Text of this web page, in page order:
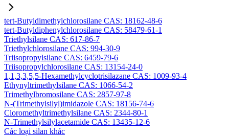
tert-Butyldimethylchlorosilane CAS: 18162-48-6
tert-Butyldiphenylchlorosilane CAS: 58479-61-1
Triethylsilane CAS: 617-86-7
Triethylchlorosilane CAS: 994-30-9
Triisopropylsilane CAS: 6459-79-6
Triisopropylchlorosilane CAS: 13154-24-0
1,1,3,3,5,5-Hexamethylcyclotrisilazane CAS: 1009-93-4
Ethynyltrimethylsilane CAS: 1066-54-2
Trimethylbromosilane CAS: 2857-97-8
N-(Trimethylsilyl)imidazole CAS: 18156-74-6
Cloromethyltrimethylsilane CAS: 2344-80-1
N-Trimethylsilylacetamide CAS: 13435-12-6
Các loại silan khác